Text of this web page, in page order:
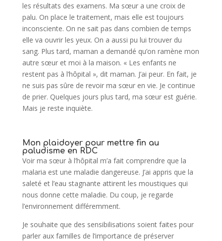
les résultats des examens. Ma sœur a une croix de
palu. On place le traitement, mais elle est toujours
inconsciente. On ne sait pas dans combien de temps
elle va ouvrir les yeux. On a aussi pu lui trouver du
sang. Plus tard, maman a demandé qu’on ramène mon
autre sœur et moi à la maison. « Les enfants ne
restent pas à l’hôpital », dit maman. J’ai peur. En fait, je
ne suis pas sûre de revoir ma sœur en vie. Je continue
de prier. Quelques jours plus tard, ma sœur est guérie.
Mais je reste inquiète.
Mon plaidoyer pour mettre fin au
paludisme en RDC
Voir ma sœur à l’hôpital m’a fait comprendre que la
malaria est une maladie dangereuse. J’ai appris que la
saleté et l’eau stagnante attirent les moustiques qui
nous donne cette maladie. Du coup, je regarde
l’environnement différemment.
Je souhaite que des sensibilisations soient faites pour
parler aux familles de l’importance de préserver